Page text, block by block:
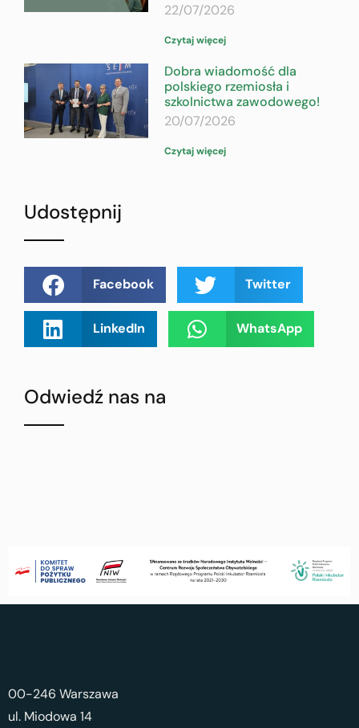
22/07/2026
Czytaj więcej
Dobra wiadomość dla
polskiego rzemiosła i
szkolnictwa zawodowego!
20/07/2026
Czytaj więcej
Udostępnij
Facebook Twitter
LinkedIn WhatsApp
Odwiedź nas na
00-246 Warszawa
ul. Miodowa 14